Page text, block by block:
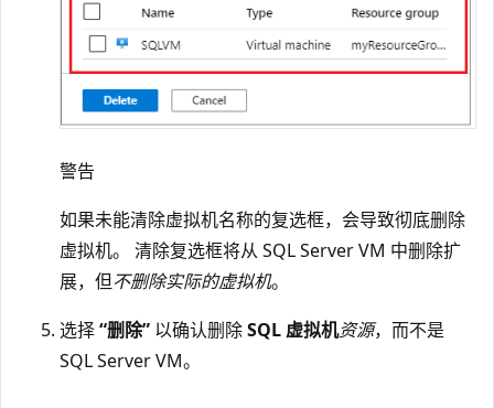
警告
如果未能清除虚拟机名称的复选框，会导致彻底删除
虚拟机。 清除复选框将从 SQL Server VM 中删除扩
展，但不删除实际的虚拟机。
选择“删除” 以确认删除SQL 虚拟机资源，而不是
SQL Server VM。